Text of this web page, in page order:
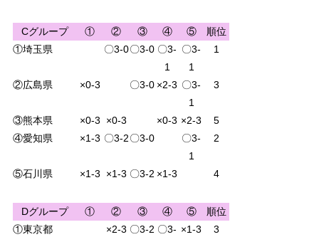
Cグループ ① ② ③ ④ ⑤
順位
①埼玉県
〇3-0〇3-0 〇3-
1
〇3-
1
1
②広島県 ×0-3 〇3-0 ×2-3 〇3-
1
3
③熊本県 ×0-3 ×0-3 ×0-3 ×2-3
5
④愛知県
×1-3 〇3-2〇3-0
〇3-
1
2
⑤石川県 ×1-3 ×1-3 〇3-2 ×1-3 4
Dグループ ① ② ③ ④ ⑤
順位
①東京都
×2-3 〇3-2 〇3- ×1-3 3